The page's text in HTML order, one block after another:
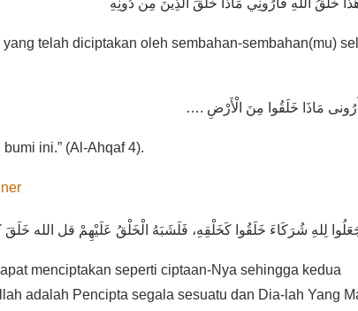
telah diciptakan oleh sembahan-sembahan(mu)
ini.” (Al-Ahqaf 4).
menciptakan seperti ciptaan-Nya sehingga kedua
adalah Pencipta segala sesuatu dan Dia-lah Yang